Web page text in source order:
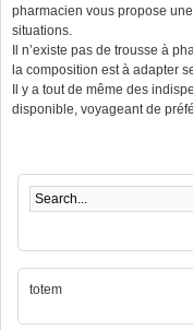
pharmacien vous propose
situations.
Il n’existe pas de trousse à
la composition est à adapter
Il y a tout de même des
disponible, voyageant de
Formulaire de
totem